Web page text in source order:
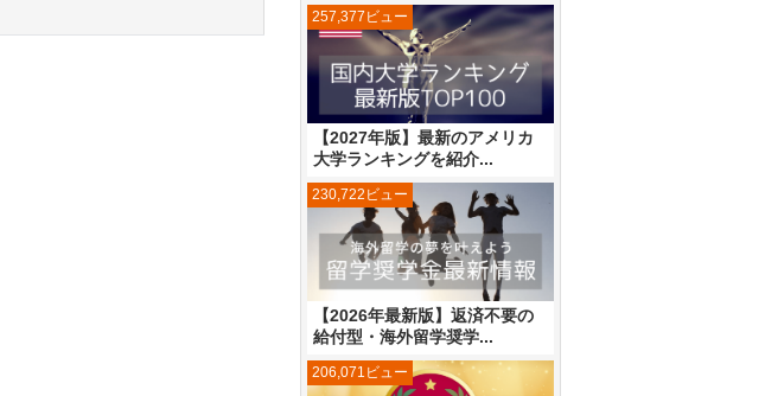
【2027年版】最新のアメリカ
大学ランキングを紹介...
257,377ビュー
【2026年最新版】返済不要の
給付型・海外留学奨学...
230,722ビュー
206,071ビュー